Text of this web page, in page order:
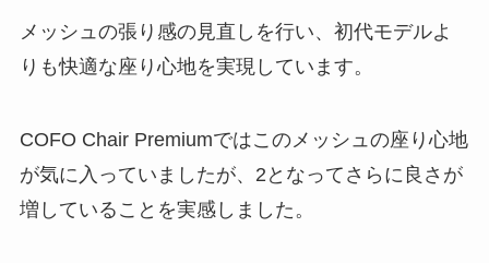
メッシュの張り感の見直しを行い、初代モデルよ
りも快適な座り心地を実現しています。
COFO Chair Premiumではこのメッシュの座り心地
が気に入っていましたが、2となってさらに良さが
増していることを実感しました。